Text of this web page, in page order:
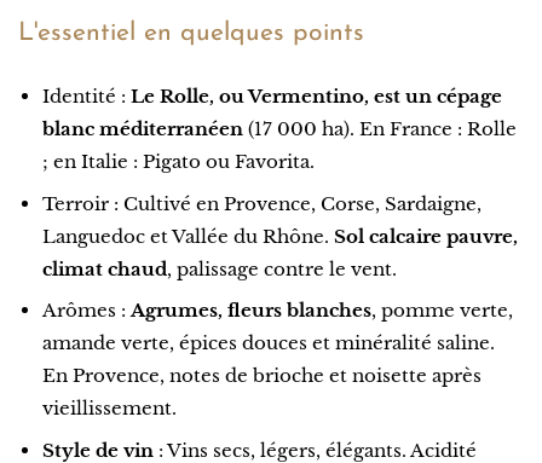
L'essentiel en quelques points
Identité : Le Rolle, ou Vermentino, est un cépage
blanc méditerranéen (17 000 ha). En France : Rolle
; en Italie : Pigato ou Favorita.
Terroir : Cultivé en Provence, Corse, Sardaigne,
Languedoc et Vallée du Rhône. Sol calcaire pauvre,
climat chaud, palissage contre le vent.
Arômes :Agrumes, fleurs blanches, pomme verte,
amande verte, épices douces et minéralité saline.
En Provence, notes de brioche et noisette après
vieillissement.
Style de vin : Vins secs, légers, élégants. Acidité